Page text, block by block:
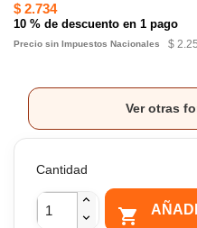
$ 2.734
10 % de descuento en 1 pago
Precio sin Impuestos Nacionales $
Ver otras
Cantidad
